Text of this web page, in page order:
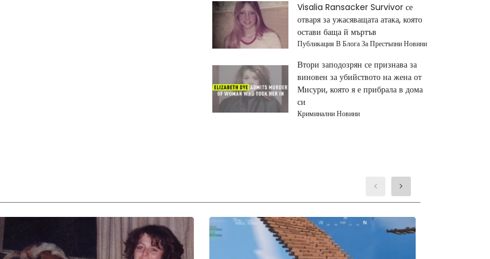
Visalia Ransacker Survivor се
отваря за ужасяващата атака, която
остави баща й мъртъв
Публикация В Блога За Престъпни Новини
Втори заподозрян се признава за
виновен за убийството на жена от
Мисури, която я е прибрала в дома
си
Криминални Новини